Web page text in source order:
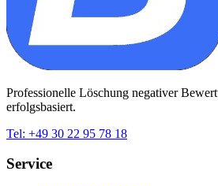
Professionelle Löschung negativer
erfolgsbasiert.
Tel: +49 30 22 95 78 18
Service